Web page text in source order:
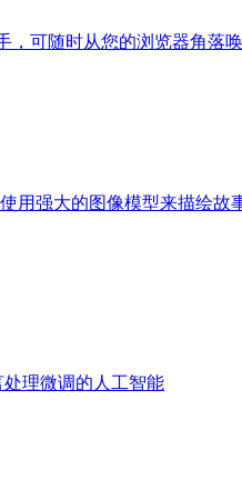
，可随时从您的浏览器角落唤
强大的图像模型来描绘故事
理微调的人工智能